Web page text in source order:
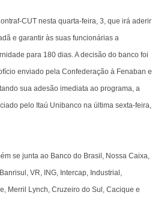
CUT nesta quarta-feira, 3, que irá aderir
e garantir às suas funcionárias a
para 180 dias. A decisão do banco foi
enviado pela Confederação à Fenaban e
sua adesão imediata ao programa, a
pelo Itaú Unibanco na última sexta-feira,
se junta ao Banco do Brasil, Nossa Caixa,
VR, ING, Intercap, Industrial,
Merril Lynch, Cruzeiro do Sul, Cacique e